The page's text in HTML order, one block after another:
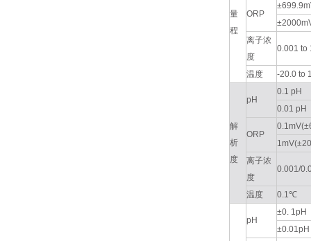
量
程
ORP
离子浓
度
0.001 to
温度 -20.0 to
解
析
度
pH
0.1 pH
0.01 pH
ORP
离子浓
度
0.001/
温度 0.1℃
pH
±0. 1pH
±0.01pH